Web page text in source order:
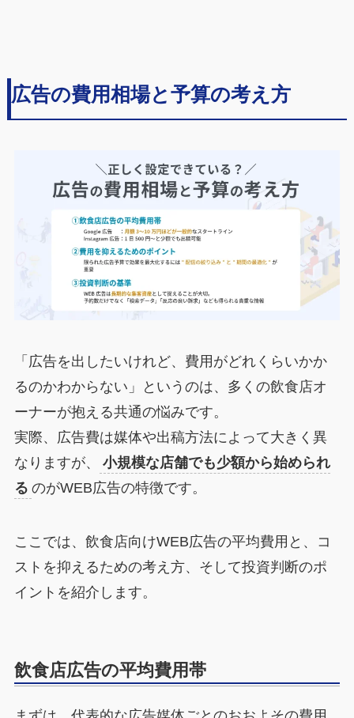
広告の費用相場と予算の考え方
「広告を出したいけれど、費用がどれくらいかか
るのかわからない」というのは、多くの飲食店オ
ーナーが抱える共通の悩みです。
実際、広告費は媒体や出稿方法によって大きく異
なりますが、
小規模な店舗でも少額から始められ
る のがWEB広告の特徴です。
ここでは、飲食店向けWEB広告の平均費用と、コ
ストを抑えるための考え方、そして投資判断のポ
イントを紹介します。
飲食店広告の平均費用帯